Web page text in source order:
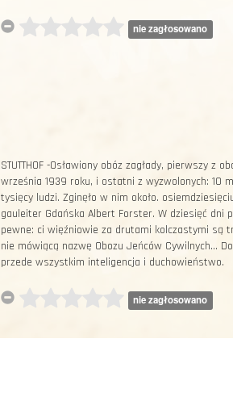
nie zagłosowano
STUTTHOF -Osławiony obóz zagłady, pierwszy
września 1939 roku, i ostatni z wyzwolonych: 10
tysięcy ludzi. Zginęło w nim około.
gauleiter Gdańska Albert Forster. W dziesięć dni
pewne: ci więźniowie za drutami kolczastymi są
nie mówiącą nazwę Obozu Jeńców Cywilnych...
przede wszystkim inteligencja i duchowieństwo.
nie zagłosowano